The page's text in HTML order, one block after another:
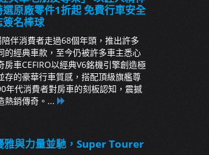
原廠零件1折起 免費行車安全
名棒球
伴消費者走過68個年頭，推出許多
的經典車款，至今仍被許多車主悉心
房車CEFIRO以經典V6銘機引擎創造極
存的豪華行車質感，搭配頂級旗艦尊
年代消費者對房車的刻板認知，震撼
熱銷傳奇。...
雅與力量並馳，Super Tourer